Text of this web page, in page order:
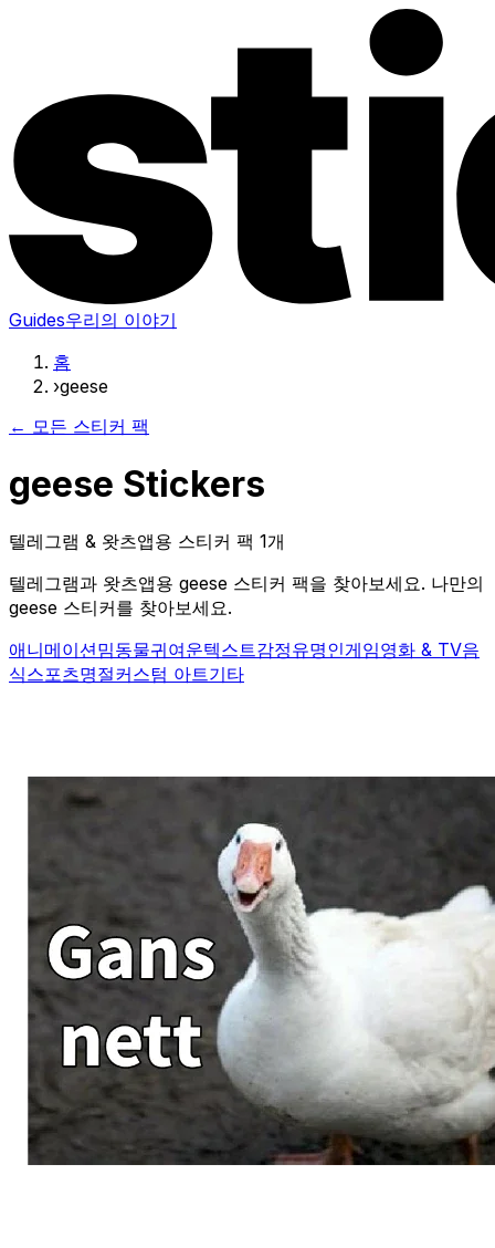
Guides우리의 이야기
홈
›geese
← 모든 스티커 팩
geese Stickers
텔레그램 & 왓츠앱용 스티커 팩 1개
텔레그램과 왓츠앱용 geese 스티커 팩을 찾아보세요. 나만의
geese 스티커를 찾아보세요.
애니메이션밈동물귀여운텍스트감정유명인게임영화 & TV음
식스포츠명절커스텀 아트기타